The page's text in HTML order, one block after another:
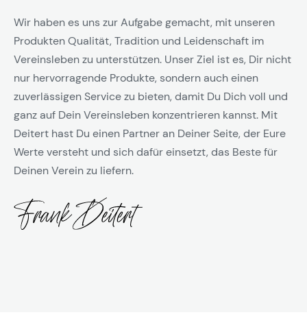
Wir haben es uns zur Aufgabe gemacht, mit unseren
Produkten Qualität, Tradition und Leidenschaft im
Vereinsleben zu unterstützen. Unser Ziel ist es, Dir nicht
nur hervorragende Produkte, sondern auch einen
zuverlässigen Service zu bieten, damit Du Dich voll und
ganz auf Dein Vereinsleben konzentrieren kannst. Mit
Deitert hast Du einen Partner an Deiner Seite, der Eure
Werte versteht und sich dafür einsetzt, das Beste für
Deinen Verein zu liefern.